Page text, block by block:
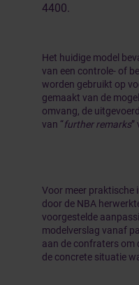
4400.
Het huidige model
van een controle- of
worden gebruikt op
gemaakt van de
omvang, de
van “further remarks”
Voor meer praktische
door de NBA
voorgestelde
modelverslag vanaf
aan de confraters om
de concrete situatie